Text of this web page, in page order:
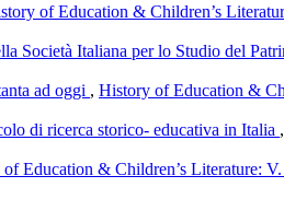
of Education & Children’s
Società Italiana per lo Studio del
ad oggi , History of Education &
di ricerca storico- educativa in Italia ,
Education & Children’s Literature: